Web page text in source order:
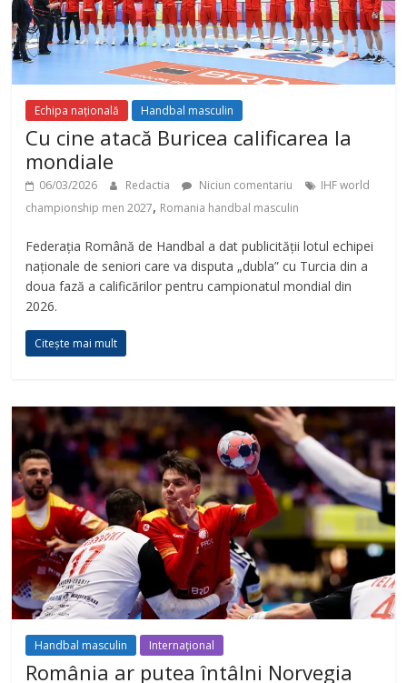
Echipa națională Handbal masculin
Cu cine atacă Buricea calificarea la
mondiale
06/03/2026 Redactia Niciun comentariu
IHF world
championship men 2027, Romania handbal masculin
Federația Română de Handbal a dat publicității lotul echipei
naționale de seniori care va disputa „dubla” cu Turcia din a
doua fază a calificărilor pentru campionatul mondial din
2026.
Citește mai mult
Handbal masculin Internațional
România ar putea întâlni Norvegia